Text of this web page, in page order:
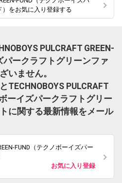
をお気に入り登録する
PULCRAFT GREEN-
パークラフトグリーンファ
いません。
TECHNOBOYS PULCRAFT
ーイズパークラフトグリー
に関する最新情報をメール
FUND（テクノボーイズパー
お気に入り登録